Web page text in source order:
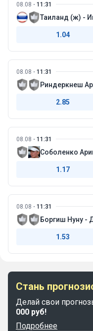
08.08 11:31
Таиланд (ж) -
1.04
08.08 11:31
Риндеркнеш
2.85
08.08 11:31
Соболенко
1.17
08.08 11:31
Боргиш Нуну -
1.53
Стань
Делай свои
000 руб!
Подробнее